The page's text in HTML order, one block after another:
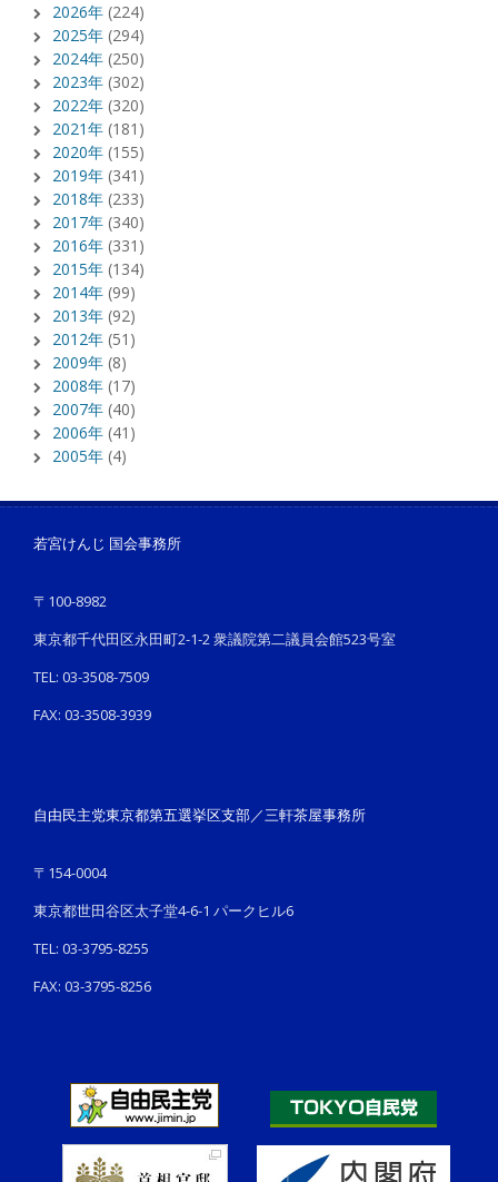
2026年 (224)
2025年 (294)
2024年 (250)
2023年 (302)
2022年 (320)
2021年 (181)
2020年 (155)
2019年 (341)
2018年 (233)
2017年 (340)
2016年 (331)
2015年 (134)
2014年 (99)
2013年 (92)
2012年 (51)
2009年 (8)
2008年 (17)
2007年 (40)
2006年 (41)
2005年 (4)
若宮けんじ 国会事務所
〒100-8982
東京都千代田区永田町2-1-2 衆議院第二議員会館523号室
TEL: 03-3508-7509
FAX: 03-3508-3939
自由民主党東京都第五選挙区支部／三軒茶屋事務所
〒154-0004
東京都世田谷区太子堂4-6-1 パークヒル6
TEL: 03-3795-8255
FAX: 03-3795-8256